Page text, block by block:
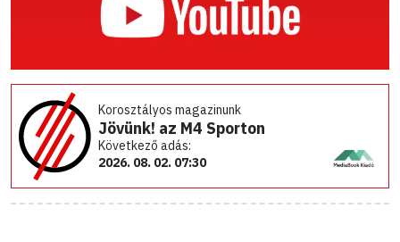
Korosztályos magazinunk
Jövünk! az M4 Sporton
Következő adás:
2026. 08. 02. 07:30